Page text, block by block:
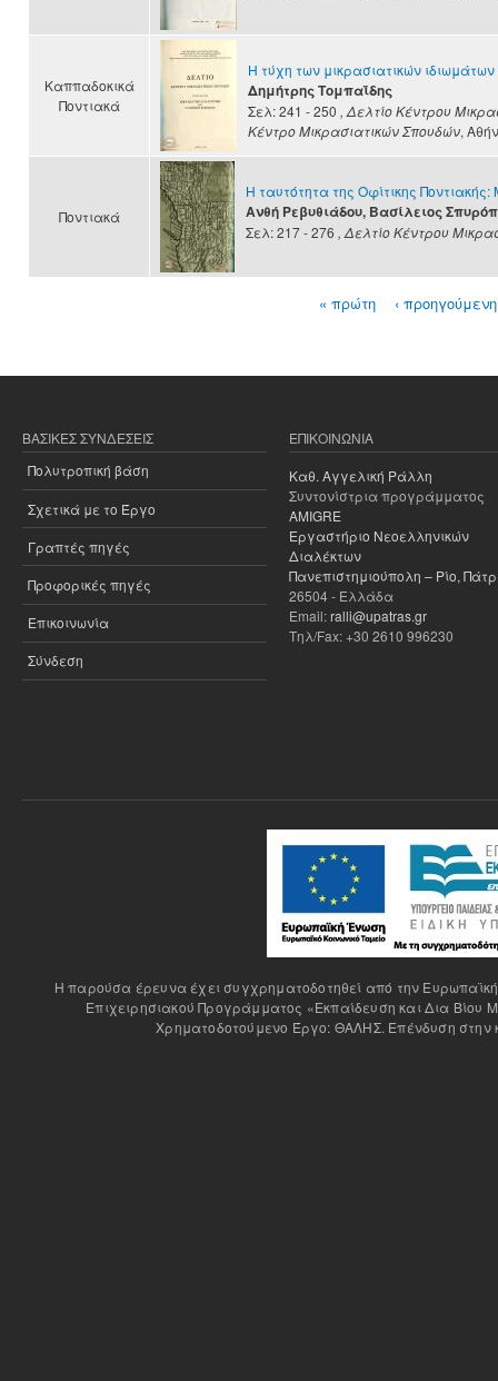
Καππαδοκικά
Ποντιακά
Η τύχη των μικρασιατικών
Δημήτρης Τομπαΐδης
Σελ: 241 - 250 , Δελτίο Κέντρου
Κέντρο Μικρασιατικών Σπουδών,
Ποντιακά
Η ταυτότητα της Οφίτικης
Ανθή Ρεβυθιάδου, Βασίλειος
Σελ: 217 - 276 , Δελτίο Κέντρου
« πρώτη ‹ προηγούμενη
ΒΑΣΙΚΈΣ ΣΥΝΔΈΣΕΙΣ
Πολυτροπική βάση
Σχετικά με το Έργο
Γραπτές πηγές
Προφορικές πηγές
Επικοινωνία
Σύνδεση
ΕΠΙΚΟΙΝΩΝΊΑ
Καθ. Αγγελική Ράλλη
Συντονίστρια προγράμματος
AMIGRE
Εργαστήριο Νεοελληνικών
Διαλέκτων
Πανεπιστημιούπολη – Ρίο,
26504 - Ελλάδα
Email:ralli@upatras.gr
Τηλ/Fax: +30 2610 996230
H παρούσα έρευνα έχει συγχρηματοδοτηθεί από την
Επιχειρησιακού Προγράμματος «Εκπαίδευση και Δια Βίου
Χρηματοδοτούμενο Έργο: ΘΑΛΗΣ. Επένδυση στην